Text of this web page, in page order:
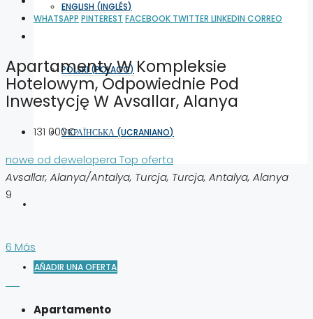
ENGLISH (INGLÉS)
POLSKI(POLACO)
УКРАЇНСЬКА (UCRANIANO)
AÑADIR UNA OFERTA
WHATSAPP PINTEREST FACEBOOK TWITTER LINKEDIN CORREO
Apartamenty W Kompleksie
Hotelowym, Odpowiednie Pod
Inwestycję W Avsallar, Alanya
131 000€
nowe od dewelopera Top oferta
Avsallar, Alanya/Antalya, Turcja, Turcja, Antalya, Alanya
9
6 Más
Apartamento